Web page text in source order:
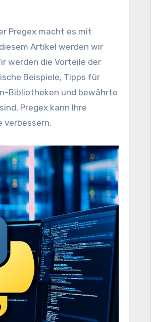
Artikel werden wir
werden die Vorteile der
Beispiele, Tipps für
Bibliotheken und bewährte
Pregex kann Ihre
verbessern.